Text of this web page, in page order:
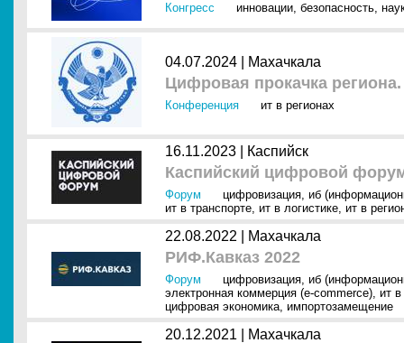
Конгресс инновации, безопасность,
04.07.2024 | Махачкала
Цифровая прокачка
Конференция ит в регионах
16.11.2023 | Каспийск
Каспийский цифровой
Форум цифровизация, иб
ит в транспорте, ит в логистике, ит в
22.08.2022 | Махачкала
РИФ.Кавказ 2022
Форум цифровизация, иб
электронная коммерция (e-commerce), ит в
цифровая экономика, импортозамещение
20.12.2021 | Махачкала